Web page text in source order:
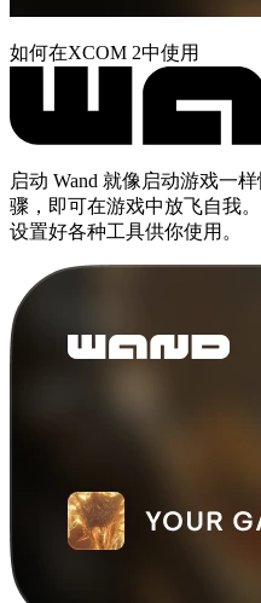
如何在XCOM 2中使用
启动 Wand 就像启动游戏一
骤，即可在游戏中放飞自我
设置好各种工具供你使用。